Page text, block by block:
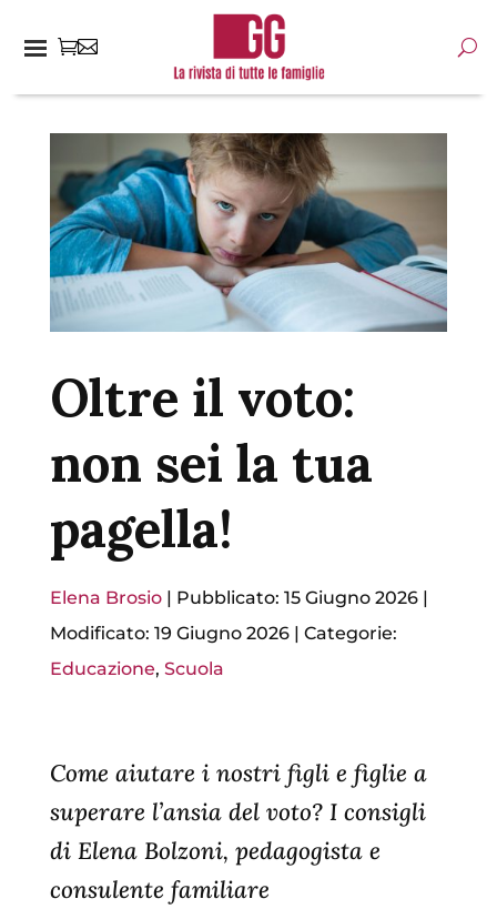
Oltre il voto:
non sei la tua
pagella!
Elena Brosio| Pubblicato: 15 Giugno 2026|
Modificato: 19 Giugno 2026| Categorie:
Educazione, Scuola
Come aiutare i nostri figli e figlie a
superare l’ansia del voto? I consigli
di Elena Bolzoni, pedagogista e
consulente familiare